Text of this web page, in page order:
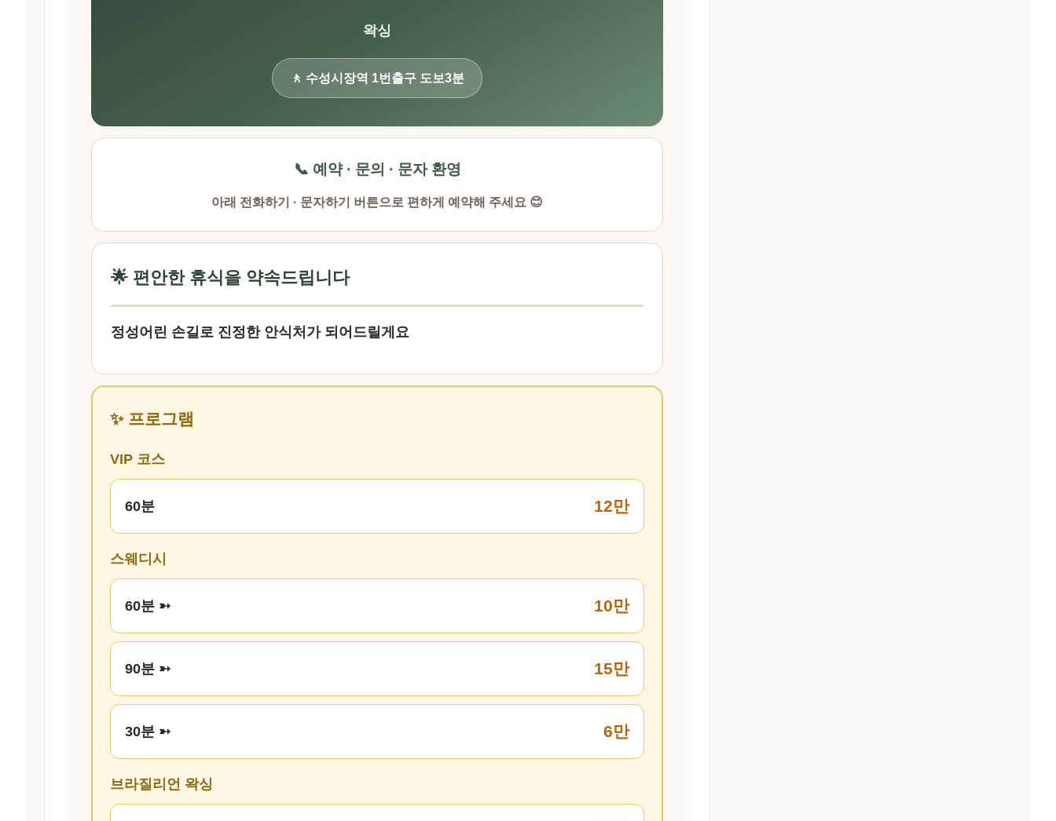
왁싱
🚶 수성시장역 1번출구 도보3분
📞 예약 · 문의 · 문자 환영
아래 전화하기 · 문자하기 버튼으로 편하게 예약해 주세요 😊
🌟 편안한 휴식을 약속드립니다
정성어린 손길로 진정한 안식처가 되어드릴게요
✨ 프로그램
VIP 코스
60분 12만
스웨디시
60분 ➳ 10만
90분 ➳ 15만
30분 ➳ 6만
브라질리언 왁싱